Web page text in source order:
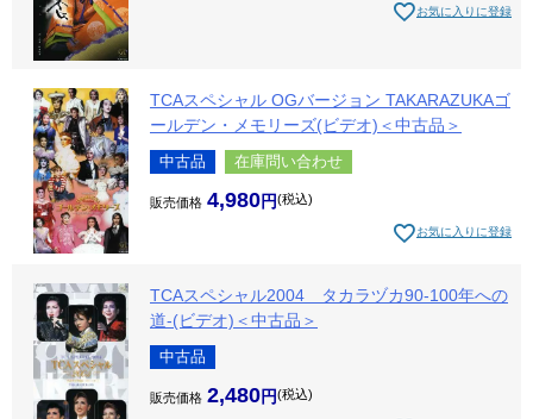
お気に入りに登録
TCAスペシャル OGバージョン TAKARAZUKAゴ
ールデン・メモリーズ(ビデオ)＜中古品＞
中古品 在庫問い合わせ
販売価格 4,980 税込
お気に入りに登録
TCAスペシャル2004 タカラヅカ90-100年への
道-(ビデオ)＜中古品＞
中古品
販売価格 2,480 税込